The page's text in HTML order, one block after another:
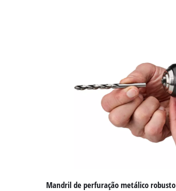
Mandril de perfuração metálico robusto